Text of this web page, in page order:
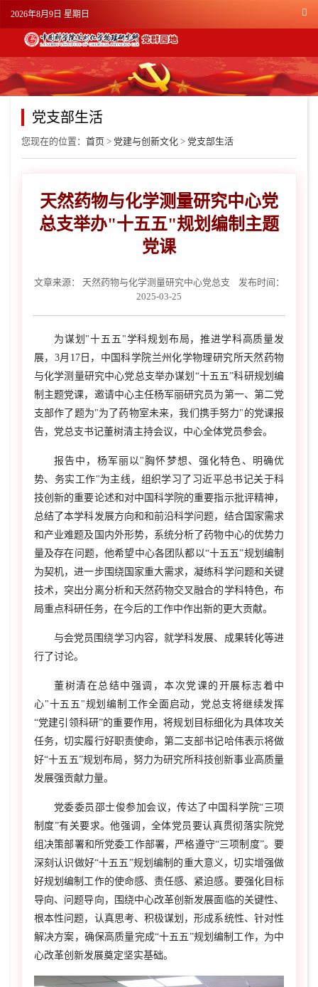
2026年8月9日 星期日
党支部生活
您现在的位置： 首页 > 党建与创新文化 > 党支部生活
天然药物与化学测量研究中心党
总支举办"十五五"规划编制主题
党课
文章来源： 天然药物与化学测量研究中心党总支
发布时间：
2025-03-25
为谋划"十五五"学科规划布局，推进学科高质量发
展，3月17日，中国科学院兰州化学物理研究所天然药物
与化学测量研究中心党总支举办谋划“十五五”科研规划编
制主题党课，邀请中心主任杨军丽研究员为第一、第二党
支部作了题为"为了药物室未来，我们携手努力"的党课报
告，党总支书记董树清主持会议，中心全体党员参会。
报告中，杨军丽以"胸怀梦想、强化特色、明确优
势、务实工作"为主线，组织学习了习近平总书记关于科
技创新的重要论述和对中国科学院的重要指示批评精神，
总结了本学科发展方向和和前沿科学问题，结合国家需求
和产业难题及国内外形势，系统分析了药物中心的优势力
量及存在问题，他希望中心各团队都以“十五五”规划编制
为契机，进一步围绕国家重大需求，凝练科学问题和关键
技术，突出分离分析和天然药物交叉融合的学科特色，布
局重点科研任务，在今后的工作中作出新的更大贡献。
与会党员围绕学习内容，就学科发展、成果转化等进
行了讨论。
董树清在总结中强调，本次党课的开展标志着中
心"十五五"规划编制工作全面启动，党总支将继续发挥
“党建引领科研”的重要作用，将规划目标细化为具体攻关
任务，切实履行好职责使命，第二支部书记哈伟表示将做
好“十五五”规划布局，努力为研究所科技创新事业高质量
发展强贡献力量。
党委委员邵士俊参加会议，传达了中国科学院“三项
制度”有关要求。他强调，全体党员要认真贯彻落实院党
组决策部署和所党委工作部署，严格遵守“三项制度”。要
深刻认识做好“十五五”规划编制的重大意义，切实增强做
好规划编制工作的使命感、责任感、紧迫感。要强化目标
导向、问题导向，围绕中心改革创新发展面临的关键性、
根本性问题，认真思考、积极谋划，形成系统性、针对性
解决方案，确保高质量完成“十五五”规划编制工作，为中
心改革创新发展奠定坚实基础。